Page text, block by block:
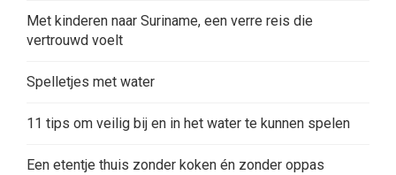
Met kinderen naar Suriname, een verre reis die
vertrouwd voelt
Spelletjes met water
11 tips om veilig bij en in het water te kunnen spelen
Een etentje thuis zonder koken én zonder oppas